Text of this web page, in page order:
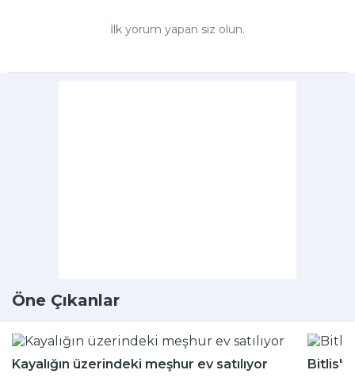
İlk yorum yapan siz olun.
Öne Çıkanlar
Kayalığın üzerindeki meşhur ev satılıyor